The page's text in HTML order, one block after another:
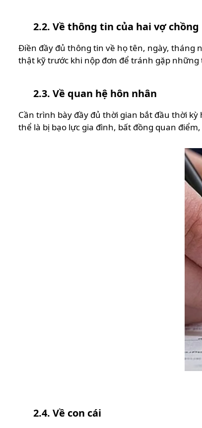
2.2. Về thông tin của hai vợ chồng
Điền đầy đủ thông tin về họ tên, ngày, tháng
thật kỹ trước khi nộp đơn để tránh gặp những
2.3. Về quan hệ hôn nhân
Cần trình bày đầy đủ thời gian bắt đầu thời
thể là bị bạo lực gia đình, bất đồng quan
2.4. Về con cái